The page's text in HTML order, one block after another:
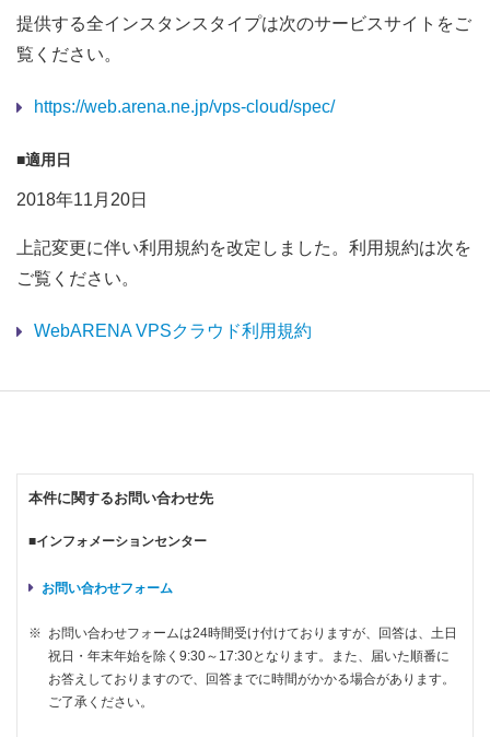
提供する全インスタンスタイプは次のサービスサイトをご
覧ください。
https://web.arena.ne.jp/vps-cloud/spec/
■適用日
2018年11月20日
上記変更に伴い利用規約を改定しました。利用規約は次を
ご覧ください。
WebARENA VPSクラウド利用規約
本件に関するお問い合わせ先
■インフォメーションセンター
お問い合わせフォーム
※ お問い合わせフォームは24時間受け付けておりますが、回答は、土日
祝日・年末年始を除く9:30～17:30となります。また、届いた順番に
お答えしておりますので、回答までに時間がかかる場合があります。
ご了承ください。